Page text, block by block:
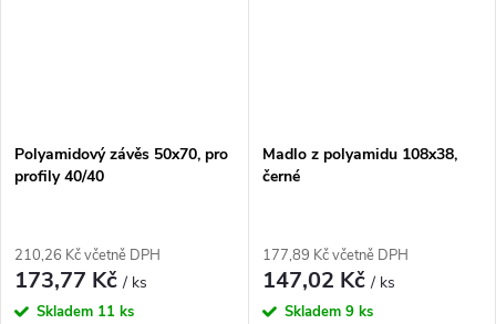
Polyamidový závěs 50x70, pro
profily 40/40
210,26 Kč včetně DPH
173,77 Kč/ ks
Skladem 11 ks
Madlo z polyamidu 108x38,
černé
177,89 Kč včetně DPH
147,02 Kč/ ks
Skladem 9 ks